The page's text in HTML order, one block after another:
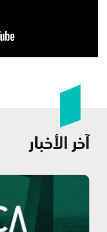
آخر الأخبار